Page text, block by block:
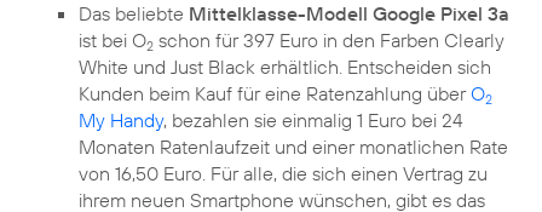
Das beliebte Mittelklasse-Modell Google Pixel 3a
ist bei O2 schon für 397 Euro in den Farben Clearly
White und Just Black erhältlich. Entscheiden sich
Kunden beim Kauf für eine Ratenzahlung überO2
My Handy, bezahlen sie einmalig 1 Euro bei 24
Monaten Ratenlaufzeit und einer monatlichen Rate
von 16,50 Euro. Für alle, die sich einen Vertrag zu
ihrem neuen Smartphone wünschen, gibt es das